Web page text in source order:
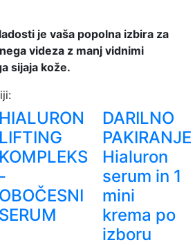
je vaša popolna izbira za
videza z manj vidnimi
sijaja kože.
HIALURON
LIFTING
KOMPLEKS
-
OBOČESNI
SERUM
DARILNO
PAKIRANJE
Hialuron
serum in 1
mini
krema po
izboru